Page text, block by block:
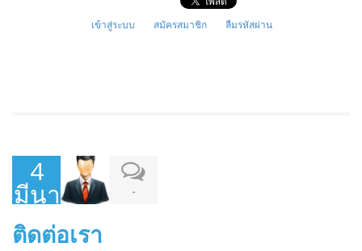
เข้าสู่ระบบ สมัครสมาชิก ลืมรหัสผ่าน
4
มีนาคม
2015
-
ติดต่อเรา